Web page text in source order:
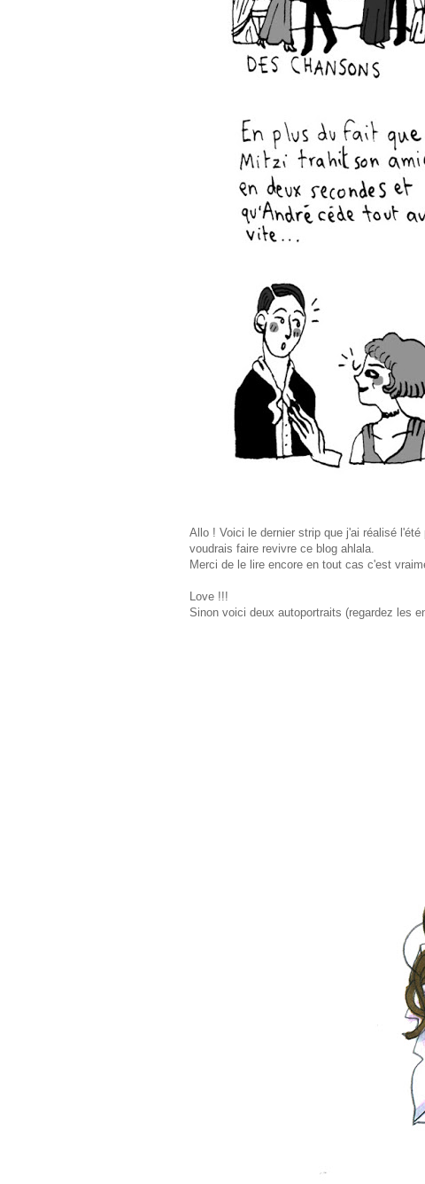
Allo ! Voici le dernier strip que j'ai réalisé
voudrais faire revivre ce blog ahlala.
Merci de le lire encore en tout cas c'est
Love !!!
Sinon voici deux autoportraits (regardez les